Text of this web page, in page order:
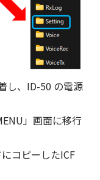
し、ID-50 の電源
」画面に移行
コピーしたICF